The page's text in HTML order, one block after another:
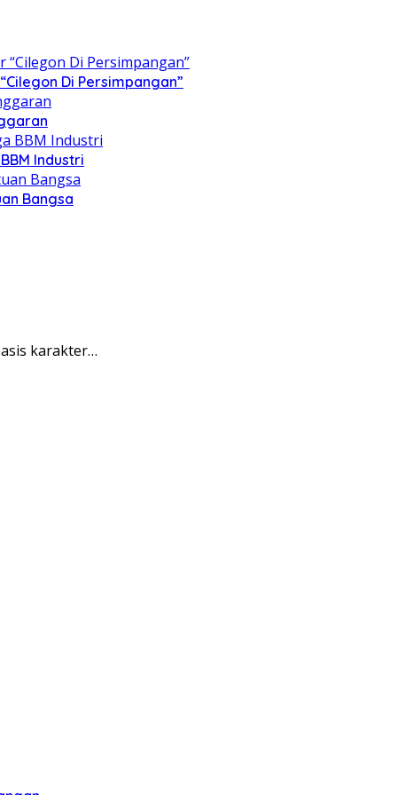
Di Persimpangan”
Industri
Bangsa
karakter…